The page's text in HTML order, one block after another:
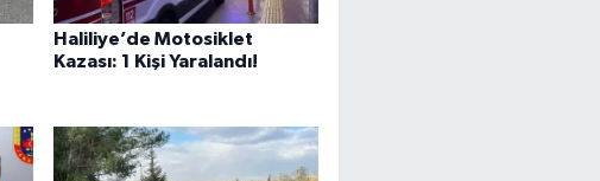
Haliliye’de Motosiklet
Kazası: 1 Kişi Yaralandı!